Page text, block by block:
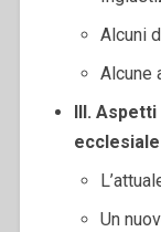
Alcuni
Alcune
III.
ecclesiale
Un